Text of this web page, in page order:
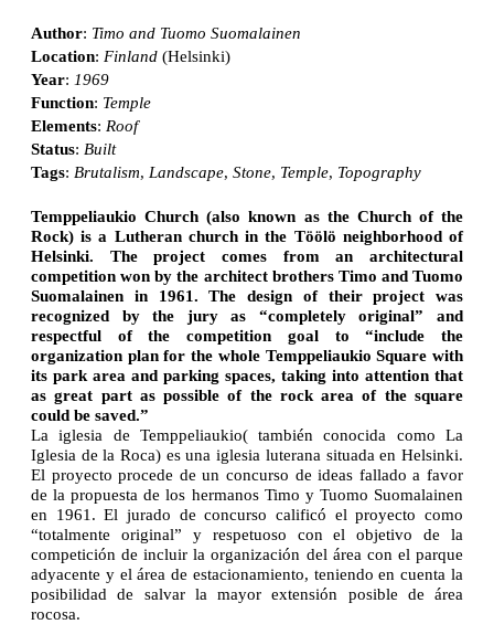
Author: Timo and Tuomo Suomalainen
Location: Finland (Helsinki)
Year: 1969
Function: Temple
Elements: Roof
Status: Built
Tags: Brutalism, Landscape, Stone, Temple, Topography
Temppeliaukio Church (also known as the Church of the
Rock) is a Lutheran church in the Töölö neighborhood of
Helsinki. The project comes from an architectural
competition won by the architect brothers Timo and Tuomo
Suomalainen in 1961. The design of their project was
recognized by the jury as “completely original” and
respectful of the competition goal to “include the
organization plan for the whole Temppeliaukio Square with
its park area and parking spaces, taking into attention that
as great part as possible of the rock area of the square
could be saved.”
La iglesia de Temppeliaukio( también conocida como La
Iglesia de la Roca) es una iglesia luterana situada en Helsinki.
El proyecto procede de un concurso de ideas fallado a favor
de la propuesta de los hermanos Timo y Tuomo Suomalainen
en 1961. El jurado de concurso calificó el proyecto como
“totalmente original” y respetuoso con el objetivo de la
competición de incluir la organización del área con el parque
adyacente y el área de estacionamiento, teniendo en cuenta la
posibilidad de salvar la mayor extensión posible de área
rocosa.